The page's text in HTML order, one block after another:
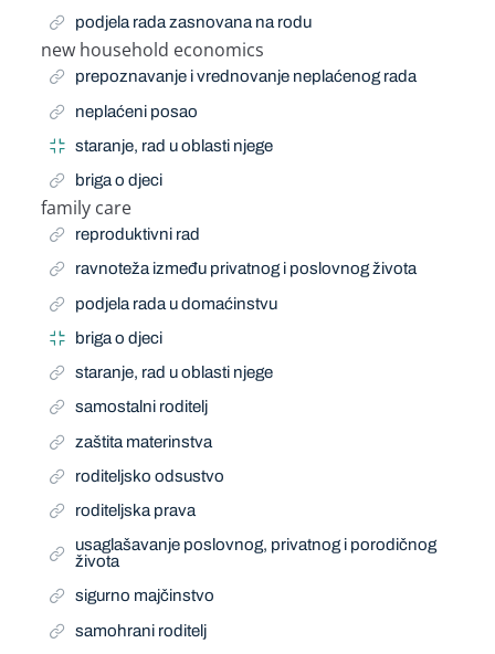
podjela rada zasnovana na rodu
new household economics
Related Term
prepoznavanje i vrednovanje neplaćenog rada
neplaćeni posao
staranje, rad u oblasti njege
briga o djeci
family care
Related Term
reproduktivni rad
ravnoteža između privatnog i poslovnog života
podjela rada u domaćinstvu
briga o djeci
staranje, rad u oblasti njege
samostalni roditelj
zaštita materinstva
roditeljsko odsustvo
roditeljska prava
usaglašavanje poslovnog, privatnog i porodičnog
života
sigurno majčinstvo
samohrani roditelj